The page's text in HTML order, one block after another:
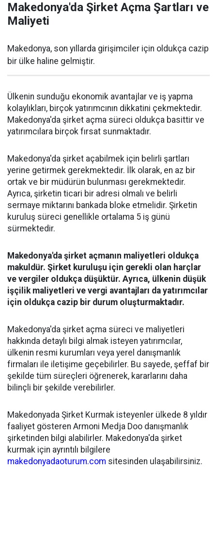
Makedonya'da Şirket Açma Şartları ve
Maliyeti
Makedonya, son yıllarda girişimciler için oldukça cazip
bir ülke haline gelmiştir.
Ülkenin sunduğu ekonomik avantajlar ve iş yapma
kolaylıkları, birçok yatırımcının dikkatini çekmektedir.
Makedonya'da şirket açma süreci oldukça basittir ve
yatırımcılara birçok fırsat sunmaktadır.
Makedonya'da şirket açabilmek için belirli şartları
yerine getirmek gerekmektedir. İlk olarak, en az bir
ortak ve bir müdürün bulunması gerekmektedir.
Ayrıca, şirketin ticari bir adresi olmalı ve belirli
sermaye miktarını bankada bloke etmelidir. Şirketin
kuruluş süreci genellikle ortalama 5 iş günü
sürmektedir.
Makedonya'da şirket açmanın maliyetleri oldukça
makuldür. Şirket kuruluşu için gerekli olan harçlar
ve vergiler oldukça düşüktür. Ayrıca, ülkenin düşük
işçilik maliyetleri ve vergi avantajları da yatırımcılar
için oldukça cazip bir durum oluşturmaktadır.
Makedonya'da şirket açma süreci ve maliyetleri
hakkında detaylı bilgi almak isteyen yatırımcılar,
ülkenin resmi kurumları veya yerel danışmanlık
firmaları ile iletişime geçebilirler. Bu sayede, şeffaf bir
şekilde tüm süreçleri öğrenerek, kararlarını daha
bilinçli bir şekilde verebilirler.
Makedonyada Şirket Kurmak isteyenler ülkede 8 yıldır
faaliyet gösteren Armoni Medja Doo danışmanlık
şirketinden bilgi alabilirler. Makedonya'da şirket
kurmak için ayrıntılı bilgilere
makedonyadaoturum.com sitesinden ulaşabilirsiniz.